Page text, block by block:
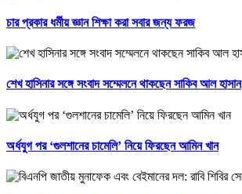
চার প্রকার ধর্মীয় জ্ঞান শিক্ষা করা সবার জন্য ফরজ
শেখ হাসিনার সঙ্গে সংবাদ সম্মেলনে থাকছেন সাকিব আল হাসান
অর্ধযুগ পর ‘গুলশানের চামেলি’ নিয়ে ফিরছেন আমিন খান